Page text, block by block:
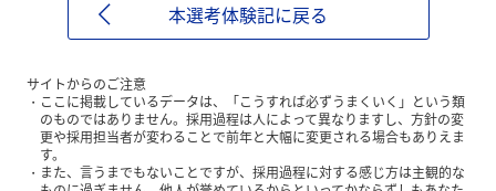
本選考体験記に戻る
サイトからのご注意
ここに掲載しているデータは、「こうすれば必ずうまくいく」という類
のものではありません。採用過程は人によって異なりますし、方針の変
更や採用担当者が変わることで前年と大幅に変更される場合もありえま
す。
また、言うまでもないことですが、採用過程に対する感じ方は主観的な